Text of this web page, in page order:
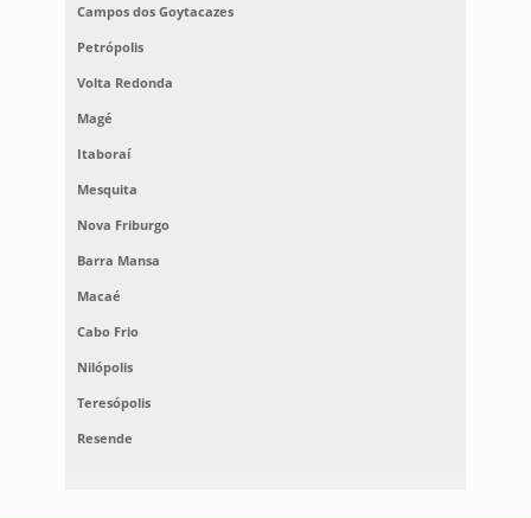
Campos dos Goytacazes
Petrópolis
Volta Redonda
Magé
Itaboraí
Mesquita
Nova Friburgo
Barra Mansa
Macaé
Cabo Frio
Nilópolis
Teresópolis
Resende